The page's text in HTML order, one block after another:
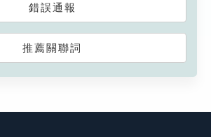
錯誤通報
推薦關聯詞